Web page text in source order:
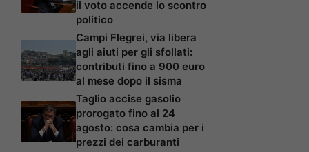
il voto accende lo scontro
politico
Campi Flegrei, via libera
agli aiuti per gli sfollati:
contributi fino a 900 euro
al mese dopo il sisma
Taglio accise gasolio
prorogato fino al 24
agosto: cosa cambia per i
prezzi dei carburanti